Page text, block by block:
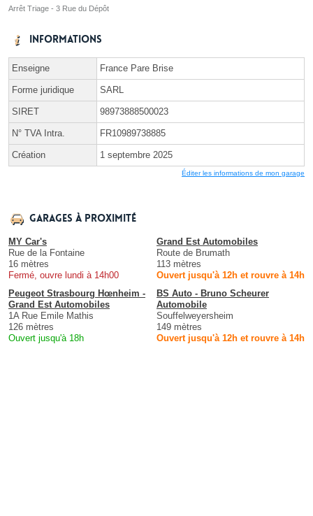
Arrêt Triage - 3 Rue du Dépôt
Informations
Enseigne France Pare Brise
Forme juridique SARL
SIRET 98973888500023
N° TVA Intra. FR10989738885
Création 1 septembre 2025
Éditer les informations de mon garage
Garages à proximité
MY Car's
Rue de la Fontaine
16 mètres
Fermé, ouvre lundi à 14h00
Grand Est Automobiles
Route de Brumath
113 mètres
Ouvert jusqu'à 12h et rouvre à 14h
Peugeot Strasbourg Hœnheim -
Grand Est Automobiles
1A Rue Emile Mathis
126 mètres
Ouvert jusqu'à 18h
BS Auto - Bruno Scheurer
Automobile
Souffelweyersheim
149 mètres
Ouvert jusqu'à 12h et rouvre à 14h